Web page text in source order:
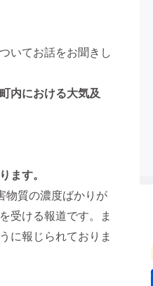
いてお話をお聞きし
内における大気及
ます。
物質の濃度ばかりが
受ける報道です。ま
に報じられておりま